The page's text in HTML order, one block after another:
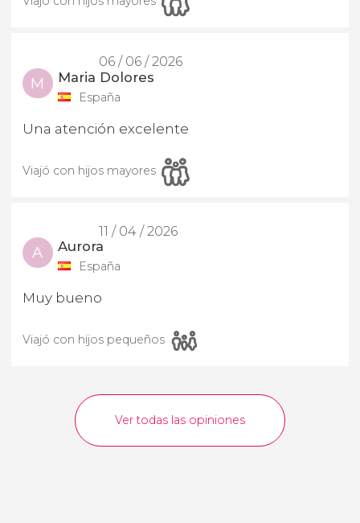
06 / 06 / 2026
M Maria Dolores
España
Una atención excelente
Viajó con hijos mayores
11 / 04 / 2026
A Aurora
España
Muy bueno
Viajó con hijos pequeños
Ver todas las opiniones